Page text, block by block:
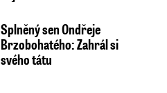
Splněný sen Ondřeje
Brzobohatého: Zahrál si
svého tátu